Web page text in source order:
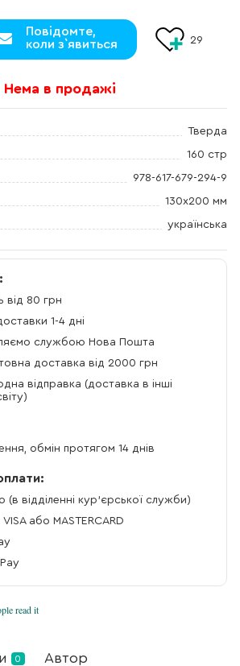
Повідомте,
коли з`явиться
29
Нема в продажі
Тверда
160 стр
978-617-679-294-9
130x200 мм
українська
від 80 грн
1-4 дні
службою Нова Пошта
доставка від 2000 грн
відправка (доставка в інші
обмін протягом 14 днів
(в відділенні кур'єрської служби)
або MASTERCARD
0 Автор